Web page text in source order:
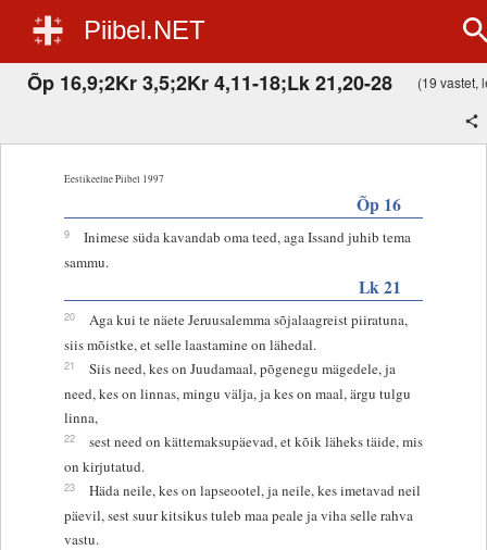
Piibel.NET
Õp 16,9;2Kr 3,5;2Kr 4,11-18;Lk 21,20-28 (19 vastet,
Eestikeelne Piibel 1997
Õp 16
9
Inimese süda kavandab oma teed, aga Issand juhib tema
sammu.
Lk 21
20
Aga kui te näete Jeruusalemma sõjalaagreist piiratuna,
siis mõistke, et selle laastamine on lähedal.
21
Siis need, kes on Juudamaal, põgenegu mägedele, ja
need, kes on linnas, mingu välja, ja kes on maal, ärgu tulgu
linna,
22
sest need on kättemaksupäevad, et kõik läheks täide, mis
on kirjutatud.
23
Häda neile, kes on lapseootel, ja neile, kes imetavad neil
päevil, sest suur kitsikus tuleb maa peale ja viha selle rahva
vastu.